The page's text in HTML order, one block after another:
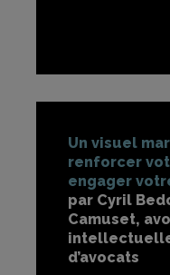
Un visuel
renforcer
engager
par Cyril
Camuset,
intellectuelle
d’avocats